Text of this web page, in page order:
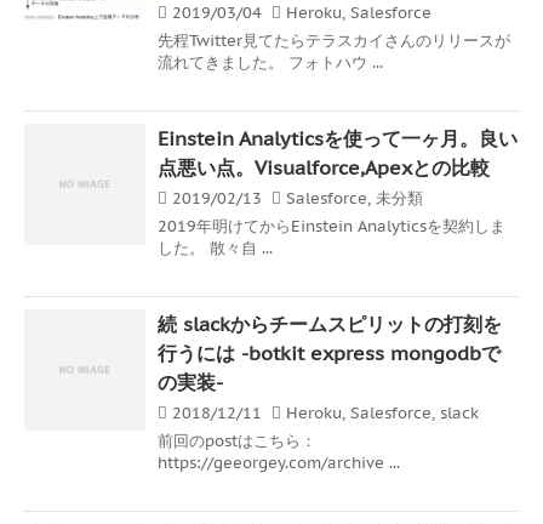
2019/03/04 Heroku, Salesforce
先程Twitter見てたらテラスカイさんのリリースが
流れてきました。 フォトハウ ...
Einstein Analyticsを使って一ヶ月。良い
点悪い点。Visualforce,Apexとの比較
2019/02/13 Salesforce, 未分類
2019年明けてからEinstein Analyticsを契約しま
した。 散々自 ...
続 slackからチームスピリットの打刻を
行うには -botkit express mongodbで
の実装-
2018/12/11 Heroku, Salesforce, slack
前回のpostはこちら：
https://geeorgey.com/archive ...